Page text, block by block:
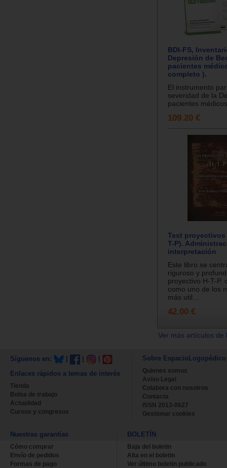
BDI-FS,
Depresión de
pacientes
completo ).
El instrumento
severidad de la
pacientes
109.20 €
Test
T-P).
interpretación
Este libro se
riguroso y
proyectivo H-T-P,
como uno de los
más util...
42.00 €
Ver más artículos
Síguenos en:
Enlaces rápidos a temas de interés
Tienda
Bolsa de trabajo
Actualidad
Cursos y congresos
Sobre EspacioLogopédico
Quienes somos
Aviso Legal
Colabora con nosotros
Contacta
ISSN 2013-0627
Gestionar cookies
Nuestras garantías
Cómo comprar
Envío de pedidos
Formas de pago
BOLETÍN
Baja del boletin
Alta en el boletin
Ver último boletin publicado